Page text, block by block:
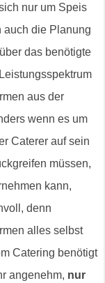
nur um Speis
auch die Planung
das benötigte
aus der
wenn es um
Caterer auf sein
müssen,
kann,
denn
alles selbst
Catering benötigt
angenehm, nur